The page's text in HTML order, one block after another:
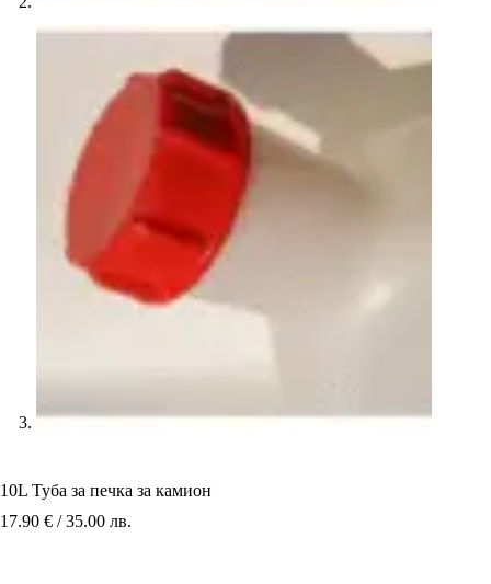
10L Туба за печка за камион
17.90 € / 35.00 лв.